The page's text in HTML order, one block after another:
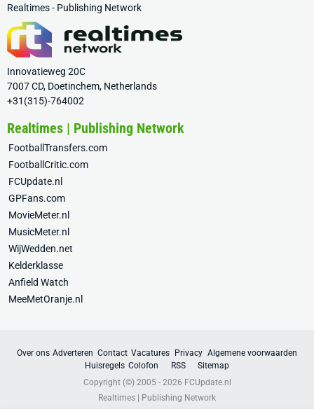
Realtimes - Publishing Network
Innovatieweg 20C
7007 CD, Doetinchem, Netherlands
+31(315)-764002
Realtimes | Publishing Network
FootballTransfers.com
FootballCritic.com
FCUpdate.nl
GPFans.com
MovieMeter.nl
MusicMeter.nl
WijWedden.net
Kelderklasse
Anfield Watch
MeeMetOranje.nl
Over ons Adverteren Contact Vacatures Privacy Algemene voorwaarden
Huisregels Colofon RSS
Sitemap
Copyright (©) 2005 - 2026 FCUpdate.nl
Realtimes | Publishing Network